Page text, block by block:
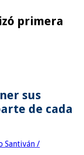
primera
sus
de cada